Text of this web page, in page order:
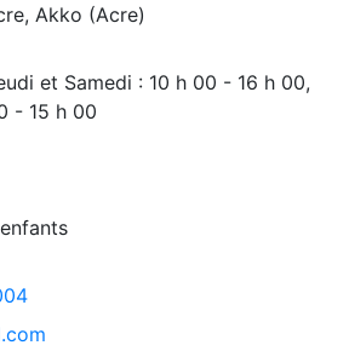
Akko (Acre)
et Samedi : 10 h 00 - 16 h 00,
- 15 h 00